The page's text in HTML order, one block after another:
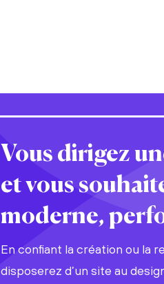
Vous dirigez
et vous
moderne,
En confiant la création ou la
disposerez d’un site au